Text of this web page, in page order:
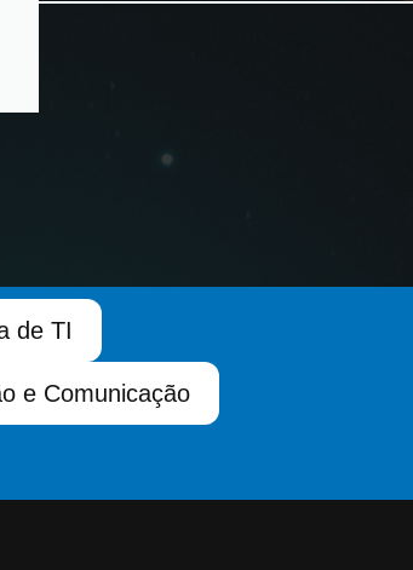
de TI
e Comunicação